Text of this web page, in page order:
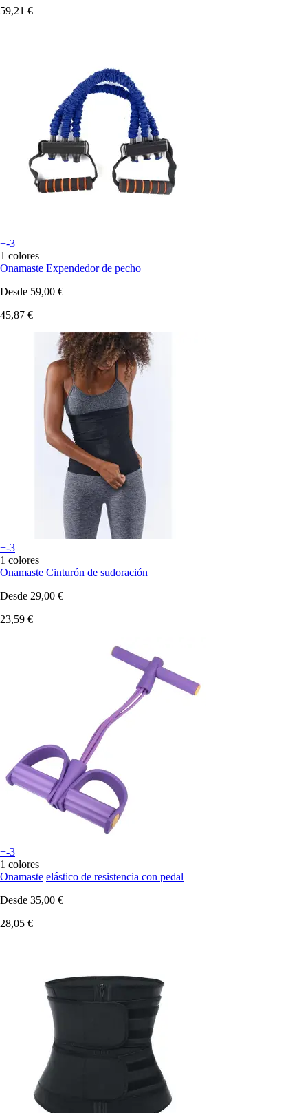
59,21 €
+-3
1 colores
Onamaste Expendedor de pecho
Desde 59,00 €
45,87 €
+-3
1 colores
Onamaste Cinturón de sudoración
Desde 29,00 €
23,59 €
+-3
1 colores
Onamaste elástico de resistencia con pedal
Desde 35,00 €
28,05 €